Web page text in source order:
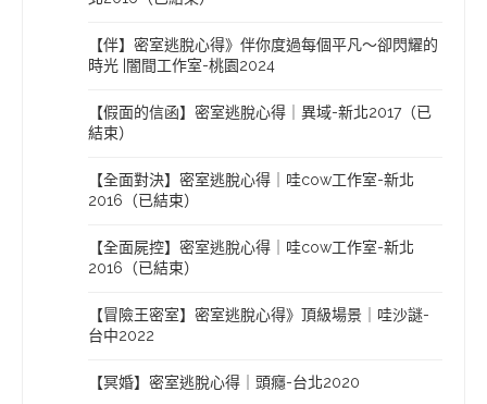
【伴】密室逃脫心得》伴你度過每個平凡～卻閃耀的
時光 |闇間工作室-桃園2024
【假面的信函】密室逃脫心得｜異域-新北2017（已
結束）
【全面對決】密室逃脫心得｜哇cow工作室-新北
2016（已結束）
【全面屍控】密室逃脫心得｜哇cow工作室-新北
2016（已結束）
【冒險王密室】密室逃脫心得》頂級場景｜哇沙謎-
台中2022
【冥婚】密室逃脫心得｜頭癮-台北2020